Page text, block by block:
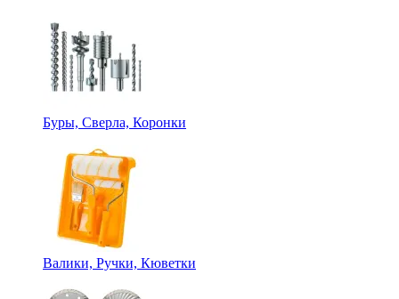
Буры, Сверла, Коронки
Валики, Ручки, Кюветки